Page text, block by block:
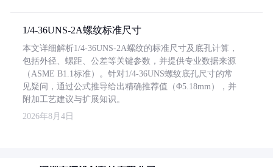
1/4-36UNS-2A螺纹标准尺寸
本文详细解析1/4-36UNS-2A螺纹的标准尺寸及底孔计算，
包括外径、螺距、公差等关键参数，并提供专业数据来源
（ASME B1.1标准）。针对1/4-36UNS螺纹底孔尺寸的常
见疑问，通过公式推导给出精确推荐值（Φ5.18mm），并
附加工艺建议与扩展知识。
2026年8月4日